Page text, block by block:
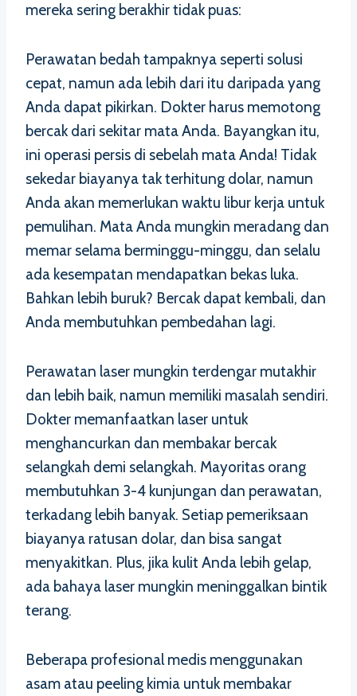
mereka sering berakhir tidak puas:
Perawatan bedah tampaknya seperti solusi
cepat, namun ada lebih dari itu daripada yang
Anda dapat pikirkan. Dokter harus memotong
bercak dari sekitar mata Anda. Bayangkan itu,
ini operasi persis di sebelah mata Anda! Tidak
sekedar biayanya tak terhitung dolar, namun
Anda akan memerlukan waktu libur kerja untuk
pemulihan. Mata Anda mungkin meradang dan
memar selama berminggu-minggu, dan selalu
ada kesempatan mendapatkan bekas luka.
Bahkan lebih buruk? Bercak dapat kembali, dan
Anda membutuhkan pembedahan lagi.
Perawatan laser mungkin terdengar mutakhir
dan lebih baik, namun memiliki masalah sendiri.
Dokter memanfaatkan laser untuk
menghancurkan dan membakar bercak
selangkah demi selangkah. Mayoritas orang
membutuhkan 3-4 kunjungan dan perawatan,
terkadang lebih banyak. Setiap pemeriksaan
biayanya ratusan dolar, dan bisa sangat
menyakitkan. Plus, jika kulit Anda lebih gelap,
ada bahaya laser mungkin meninggalkan bintik
terang.
Beberapa profesional medis menggunakan
asam atau peeling kimia untuk membakar